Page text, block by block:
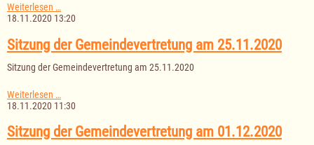
Weiterlesen …I.
Nachtragssatzung
Satzung
über
die
Erhebung
Hundesteuer
18.11.2020 13:20
Sitzung der Gemeindevertretung am 25.11.2020
Sitzung der Gemeindevertretung am 25.11.2020
Weiterlesen …
der
am
25.11.2020
18.11.2020 11:30
Sitzung der Gemeindevertretung am 01.12.2020